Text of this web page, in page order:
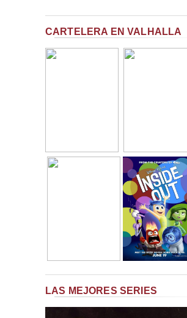
CARTELERA EN VALHALLA
LAS MEJORES SERIES